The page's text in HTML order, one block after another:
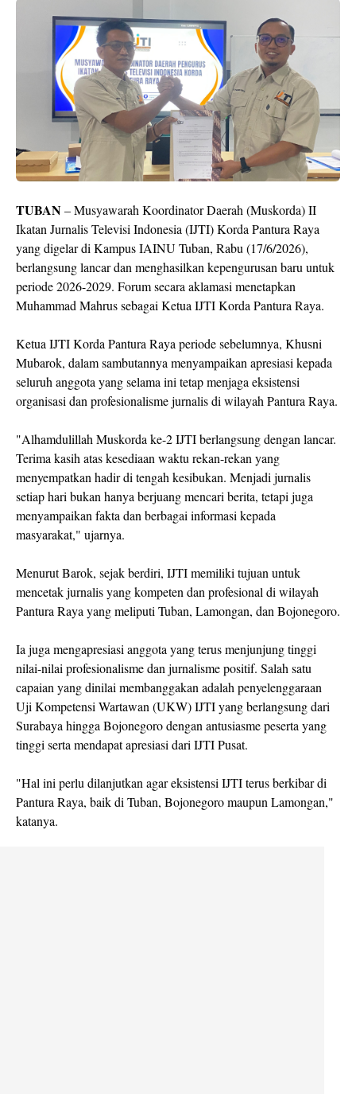
TUBAN– Musyawarah Koordinator Daerah (Muskorda) II
Ikatan Jurnalis Televisi Indonesia (IJTI) Korda Pantura Raya
yang digelar di Kampus IAINU Tuban, Rabu (17/6/2026),
berlangsung lancar dan menghasilkan kepengurusan baru untuk
periode 2026-2029. Forum secara aklamasi menetapkan
Muhammad Mahrus sebagai Ketua IJTI Korda Pantura Raya.
Ketua IJTI Korda Pantura Raya periode sebelumnya, Khusni
Mubarok, dalam sambutannya menyampaikan apresiasi kepada
seluruh anggota yang selama ini tetap menjaga eksistensi
organisasi dan profesionalisme jurnalis di wilayah Pantura Raya.
"Alhamdulillah Muskorda ke-2 IJTI berlangsung dengan lancar.
Terima kasih atas kesediaan waktu rekan-rekan yang
menyempatkan hadir di tengah kesibukan. Menjadi jurnalis
setiap hari bukan hanya berjuang mencari berita, tetapi juga
menyampaikan fakta dan berbagai informasi kepada
masyarakat," ujarnya.
Menurut Barok, sejak berdiri, IJTI memiliki tujuan untuk
mencetak jurnalis yang kompeten dan profesional di wilayah
Pantura Raya yang meliputi Tuban, Lamongan, dan Bojonegoro.
Ia juga mengapresiasi anggota yang terus menjunjung tinggi
nilai-nilai profesionalisme dan jurnalisme positif. Salah satu
capaian yang dinilai membanggakan adalah penyelenggaraan
Uji Kompetensi Wartawan (UKW) IJTI yang berlangsung dari
Surabaya hingga Bojonegoro dengan antusiasme peserta yang
tinggi serta mendapat apresiasi dari IJTI Pusat.
"Hal ini perlu dilanjutkan agar eksistensi IJTI terus berkibar di
Pantura Raya, baik di Tuban, Bojonegoro maupun Lamongan,"
katanya.